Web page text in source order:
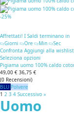
-25%
Affrettati! I Saldi terminano in
Giorni
Ore Min
Sec
Confronta Aggiungi alla wishlist
Seleziona opzioni
Pigiama uomo 100% caldo
49,00 € 36,75 €
(0 Recensioni)
BLU Polvere
1 2 3 4 Successivo »
Uomo